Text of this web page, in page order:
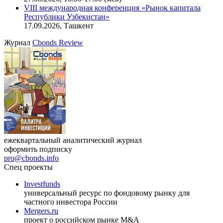
VIII международная конференция «Рынок капитала
Республики Узбекистан»
17.09.2026, Ташкент
Журнал Cbonds Review
ежеквартальный аналитический журнал
оформить подписку
pro@cbonds.info
Спец проекты
Investfunds
универсальный ресурс по фондовому рынку для
частного инвестора России
Mergers.ru
проект о российском рынке M&A